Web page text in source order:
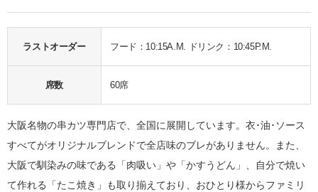
ラストオーダー フード：10:15A.M. ドリンク：10:45P.M.
席数 60席
大阪名物の串カツ専門店で、全国に展開しています。衣･油･ソース
すべてがオリジナルブレンドで全店味のブレがありません。また、
大阪で馴染みの味である「肉吸い」や「かすうどん」、自分で焼い
て作れる「たこ焼き」も取り揃えており、おひとり様からファミリ